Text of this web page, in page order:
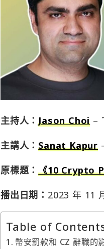
主持人：Jason Choi –
主講人：Sanat Kapur
原標題：《10 Crypto
播出日期： 2023 年 11
Table of
幣安罰款和 CZ 辭職的